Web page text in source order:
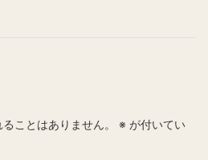
ことはありません。 ※ が付いてい